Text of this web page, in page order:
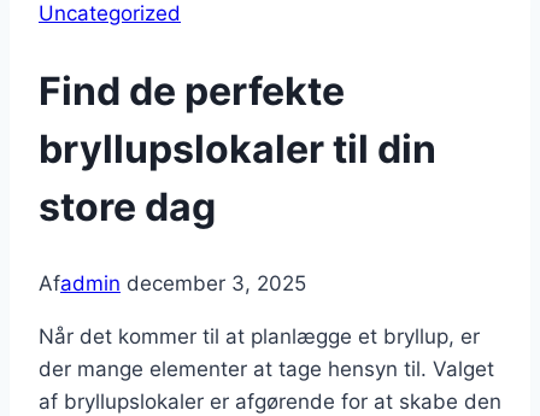
Uncategorized
Find de perfekte
bryllupslokaler til din
store dag
Afadmin december 3, 2025
Når det kommer til at planlægge et bryllup, er
der mange elementer at tage hensyn til. Valget
af bryllupslokaler er afgørende for at skabe den